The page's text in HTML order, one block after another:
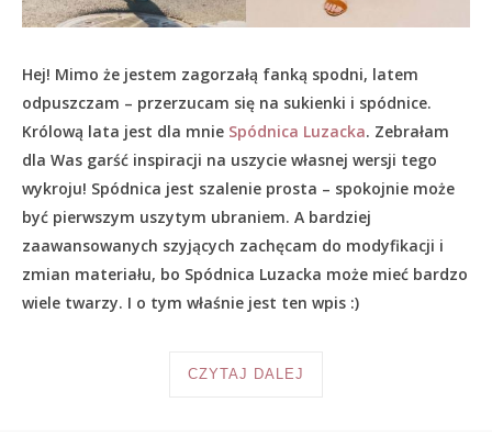
Hej! Mimo że jestem zagorzałą fanką spodni, latem
odpuszczam – przerzucam się na sukienki i spódnice.
Królową lata jest dla mnie Spódnica Luzacka. Zebrałam
dla Was garść inspiracji na uszycie własnej wersji tego
wykroju! Spódnica jest szalenie prosta – spokojnie może
być pierwszym uszytym ubraniem. A bardziej
zaawansowanych szyjących zachęcam do modyfikacji i
zmian materiału, bo Spódnica Luzacka może mieć bardzo
wiele twarzy. I o tym właśnie jest ten wpis :)
CZYTAJ DALEJ